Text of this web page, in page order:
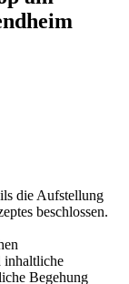
die Aufstellung
beschlossen.
inhaltliche
Begehung